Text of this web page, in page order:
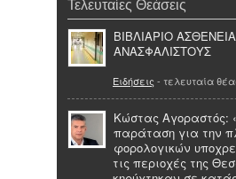
Τελευταίες Θεάσεις
ΒΙΒΛΙΑΡΙΟ
ΑΝΑΣΦΑΛΙΣΤΟΥΣ
Ειδήσεις - τελευταία
Κώστας Αγοραστός:
παράταση για την
φορολογικών
τις περιοχές της